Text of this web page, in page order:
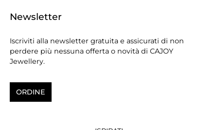
Newsletter
Iscriviti alla newsletter gratuita e assicurati di non
perdere più nessuna offerta o novità di CAJOY
Jewellery.
ORDINE